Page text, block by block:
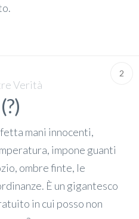
2
Verità
mani innocenti,
impone guanti
ombre finte, le
È un gigantesco
in cui posso non